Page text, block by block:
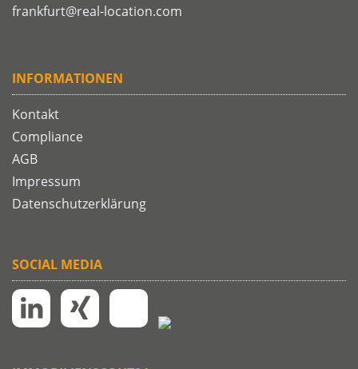
frankfurt@real-location.com
INFORMATIONEN
Kontakt
Compliance
AGB
Impressum
Datenschutzerklärung
SOCIAL MEDIA